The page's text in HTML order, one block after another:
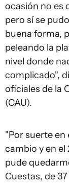
ocasión no es
pero sí se
buena forma,
peleando la
nivel donde
complicado",
oficiales de la
(CAU).
"Por suerte en
cambio y en
pude
Cuestas, de